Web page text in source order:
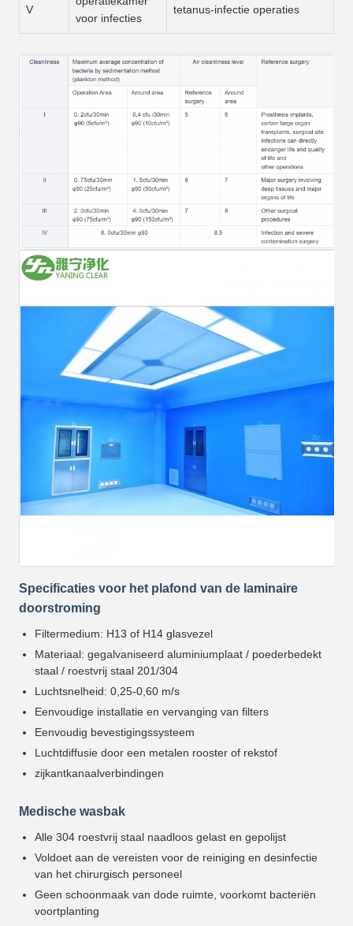
V
voor infecties
tetanus-infectie operaties
Specificaties voor het plafond van de laminaire
doorstroming
Filtermedium: H13 of H14 glasvezel
Materiaal: gegalvaniseerd aluminiumplaat / poederbedekt
staal / roestvrij staal 201/304
Luchtsnelheid: 0,25-0,60 m/s
Eenvoudige installatie en vervanging van filters
Eenvoudig bevestigingssysteem
Luchtdiffusie door een metalen rooster of rekstof
zijkantkanaalverbindingen
Medische wasbak
Alle 304 roestvrij staal naadloos gelast en gepolijst
Voldoet aan de vereisten voor de reiniging en desinfectie
van het chirurgisch personeel
Geen schoonmaak van dode ruimte, voorkomt bacteriën
voortplanting